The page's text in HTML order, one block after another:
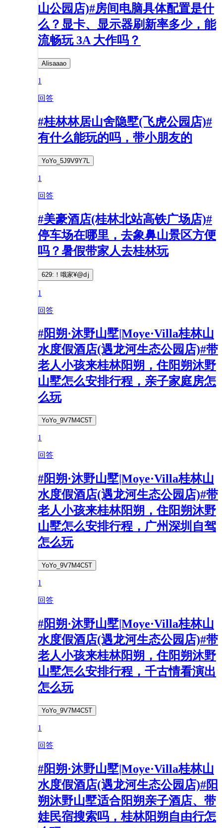
山公园店)#房间电脑具体配置是什
么？显卡、显示器刷新率多少，能
流畅玩 3A 大作吗？
Alisaaao
1
回答
#桂林林居山舍隐墅(飞虎公园店)#
有什么能玩的吗，带小朋友的
YoYo_5J9V9Y7L
1
回答
#美豪酒店(桂林北站高铁广场店)#
停车场在哪里，去象鼻山景区方便
吗？暑假带家人去桂林玩
629:！哦家¥@d j
1
回答
#阳朔·沐野山墅|Moye·Villa桂林山
水度假酒店(遇龙河生态公园店)#带
老人小孩来桂林阳朔，住阳朔沐野
山墅怎么安排行程，亲子家庭房怎
么玩
YoYo_9V7M4C5T
1
回答
#阳朔·沐野山墅|Moye·Villa桂林山
水度假酒店(遇龙河生态公园店)#带
老人小孩来桂林阳朔，住阳朔沐野
山墅怎么安排行程，广州深圳自驾
怎么玩
YoYo_9V7M4C5T
1
回答
#阳朔·沐野山墅|Moye·Villa桂林山
水度假酒店(遇龙河生态公园店)#带
老人小孩来桂林阳朔，住阳朔沐野
山墅怎么安排行程，千古情看演出
怎么玩
YoYo_9V7M4C5T
1
回答
#阳朔·沐野山墅|Moye·Villa桂林山
水度假酒店(遇龙河生态公园店)#阳
朔沐野山墅适合阳朔亲子酒店、带
娃民宿搜索吗，桂林阳朔自由行怎